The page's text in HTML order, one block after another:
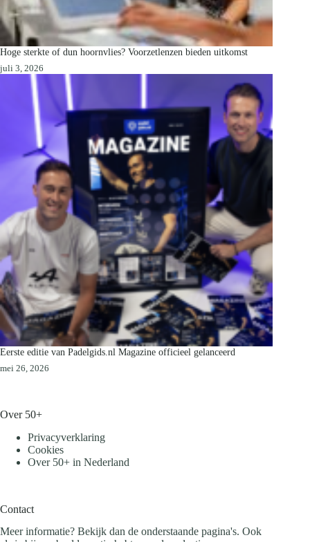
Hoge sterkte of dun hoornvlies? Voorzetlenzen bieden uitkomst
juli 3, 2026
Eerste editie van Padelgids.nl Magazine officieel gelanceerd
mei 26, 2026
Over 50+
Privacyverklaring
Cookies
Over 50+ in Nederland
Contact
Meer informatie? Bekijk dan de onderstaande pagina's. Ook